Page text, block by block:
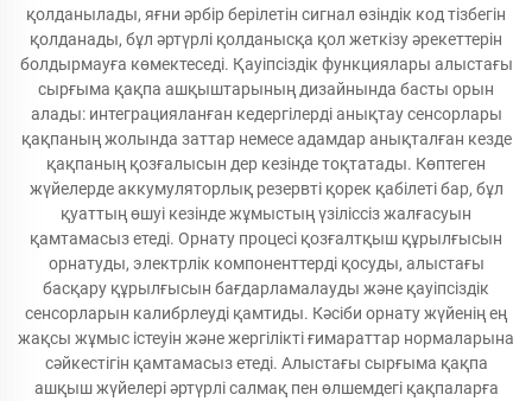
қолданылады, яғни әрбір берілетін сигнал өзіндік код тізбегін
қолданады, бұл әртүрлі қолданысқа қол жеткізу әрекеттерін
болдырмауға көмектеседі. Қауіпсіздік функциялары алыстағы
сырғыма қақпа ашқыштарының дизайнында басты орын
алады: интеграцияланған кедергілерді анықтау сенсорлары
қақпаның жолында заттар немесе адамдар анықталған кезде
қақпаның қозғалысын дер кезінде тоқтатады. Көптеген
жүйелерде аккумуляторлық резервті қорек қабілеті бар, бұл
қуаттың өшуі кезінде жұмыстың үзіліссіз жалғасуын
қамтамасыз етеді. Орнату процесі қозғалтқыш құрылғысын
орнатуды, электрлік компоненттерді қосуды, алыстағы
басқару құрылғысын бағдарламалауды және қауіпсіздік
сенсорларын калибрлеуді қамтиды. Кәсіби орнату жүйенің ең
жақсы жұмыс істеуін және жергілікті ғимараттар нормаларына
сәйкестігін қамтамасыз етеді. Алыстағы сырғыма қақпа
ашқыш жүйелері әртүрлі салмақ пен өлшемдегі қақпаларға